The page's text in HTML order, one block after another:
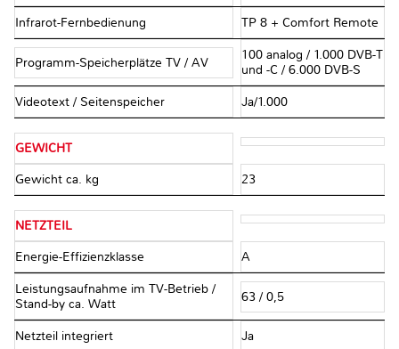
Infrarot-Fernbedienung TP 8 + Comfort Remote
Programm-Speicherplätze TV / AV
100 analog / 1.000 DVB-T
und -C / 6.000 DVB-S
Videotext / Seitenspeicher Ja/1.000
GEWICHT
Gewicht ca. kg 23
NETZTEIL
Energie-Effizienzklasse A
Leistungsaufnahme im TV-Betrieb /
Stand-by ca. Watt
63 / 0,5
Netzteil integriert Ja